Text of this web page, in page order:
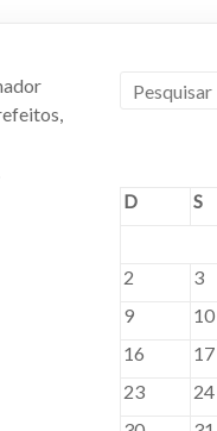
D
S
2
3
9
10
16
17
23
24